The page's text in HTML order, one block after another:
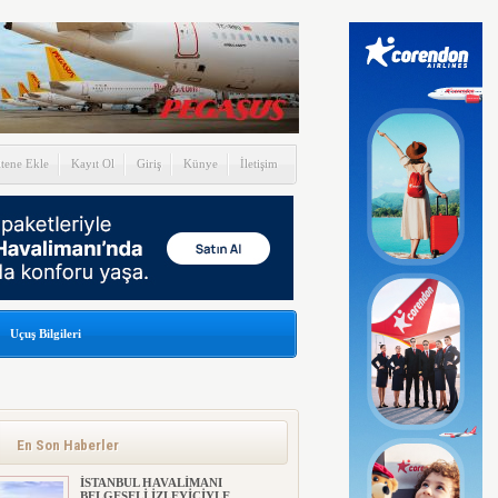
Ekle Kayıt Ol Giriş Künye İletişim
Uçuş Bilgileri
En Son Haberler
İSTANBUL HAVALİMANI